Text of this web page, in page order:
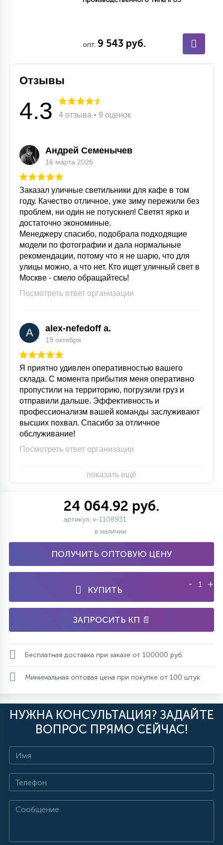
КОМПЛЕКТУЮЩИЕ
НАПОЛЬНЫЕ
НАСТЕННЫЕ
С УПРАВЛЕНИЕМ
АКСЕССУАРЫ
опт. 9 543 руб.
Отзывы
4.3 4 отзыва • 9 оценок
Андрей Семенычев
16 марта 2026
Заказал уличные светильники для кафе в том
году. Качество отличное, уже зиму пережили без
проблем, ни один не потускнел! Светят ярко и
достаточно экономиные.
Менеджеру спасибо, подобрала подходящие
модели по фотографии и дала нормальные
рекомендации, потому что я не шарю, что для
улицы можно, а что нет. Кто ищет уличный свет в
Москве - смело обращайтесь!
Посмотреть ответ организации
A alex-nefedoff a.
19 октября
Я приятно удивлен оперативностью вашего
склада. С момента прибытия меня оперативно
пропустили на территорию, погрузили груз и
отправили дальше. Эффективность и
профессионализм вашей команды заслуживают
высших похвал. Спасибо за отличное
обслуживание!
Посмотреть ответ организации
показать ещё
24 064.92 руб.
артикул: v-1108931
в наличии
ПОЛУЧИТЬ ОПТОВУЮ ЦЕНУ
КУПИТЬ
- +
ЗАПРОСИТЬ КП 📄
Бесплатная доставка при заказе от 100000 руб.
Минимальная оптовая цена при покупке от 100 штук
НУЖНА КОНСУЛЬТАЦИЯ? ЗАДАЙТЕ
ВОПРОС ПРЯМО СЕЙЧАС!